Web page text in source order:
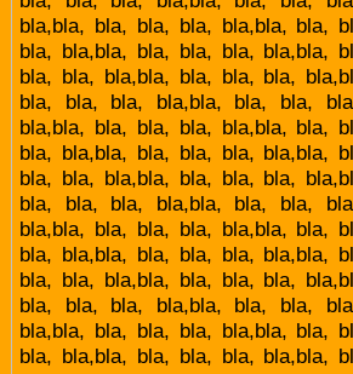
bla,bla, bla, bla, bla, bla,bla, bla,
bla, bla,bla, bla, bla, bla, bla,bla,
bla, bla, bla,bla, bla, bla, bla,
bla, bla, bla, bla,bla, bla, bla,
bla,bla, bla, bla, bla, bla,bla, bla,
bla, bla,bla, bla, bla, bla, bla,bla,
bla, bla, bla,bla, bla, bla, bla,
bla, bla, bla, bla,bla, bla, bla,
bla,bla, bla, bla, bla, bla,bla, bla,
bla, bla,bla, bla, bla, bla, bla,bla,
bla, bla, bla,bla, bla, bla, bla,
bla, bla, bla, bla,bla, bla, bla,
bla,bla, bla, bla, bla, bla,bla, bla,
bla, bla,bla, bla, bla, bla, bla,bla,